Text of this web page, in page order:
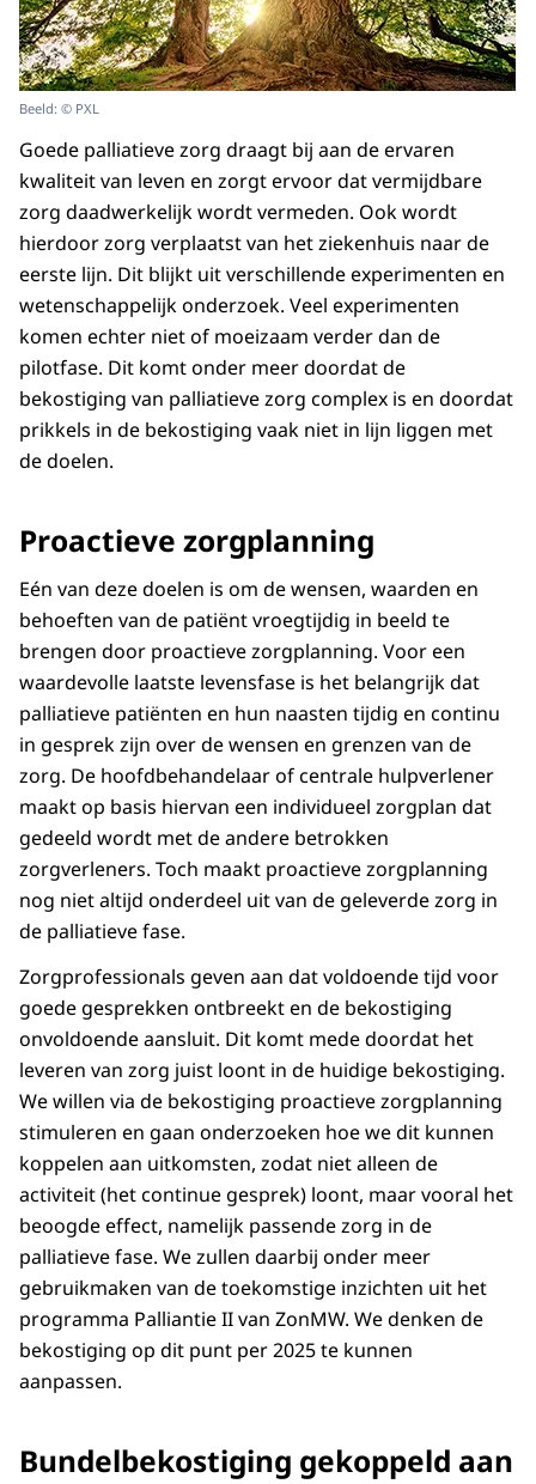
Beeld: © PXL
Goede palliatieve zorg draagt bij aan de ervaren
kwaliteit van leven en zorgt ervoor dat vermijdbare
zorg daadwerkelijk wordt vermeden. Ook wordt
hierdoor zorg verplaatst van het ziekenhuis naar de
eerste lijn. Dit blijkt uit verschillende experimenten en
wetenschappelijk onderzoek. Veel experimenten
komen echter niet of moeizaam verder dan de
pilotfase. Dit komt onder meer doordat de
bekostiging van palliatieve zorg complex is en doordat
prikkels in de bekostiging vaak niet in lijn liggen met
de doelen.
Proactieve zorgplanning
Eén van deze doelen is om de wensen, waarden en
behoeften van de patiënt vroegtijdig in beeld te
brengen door proactieve zorgplanning. Voor een
waardevolle laatste levensfase is het belangrijk dat
palliatieve patiënten en hun naasten tijdig en continu
in gesprek zijn over de wensen en grenzen van de
zorg. De hoofdbehandelaar of centrale hulpverlener
maakt op basis hiervan een individueel zorgplan dat
gedeeld wordt met de andere betrokken
zorgverleners. Toch maakt proactieve zorgplanning
nog niet altijd onderdeel uit van de geleverde zorg in
de palliatieve fase.
Zorgprofessionals geven aan dat voldoende tijd voor
goede gesprekken ontbreekt en de bekostiging
onvoldoende aansluit. Dit komt mede doordat het
leveren van zorg juist loont in de huidige bekostiging.
We willen via de bekostiging proactieve zorgplanning
stimuleren en gaan onderzoeken hoe we dit kunnen
koppelen aan uitkomsten, zodat niet alleen de
activiteit (het continue gesprek) loont, maar vooral het
beoogde effect, namelijk passende zorg in de
palliatieve fase. We zullen daarbij onder meer
gebruikmaken van de toekomstige inzichten uit het
programma Palliantie II van ZonMW. We denken de
bekostiging op dit punt per 2025 te kunnen
aanpassen.
Bundelbekostiging gekoppeld aan